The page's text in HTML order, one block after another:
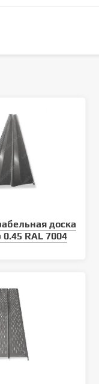
доска
RAL 7004